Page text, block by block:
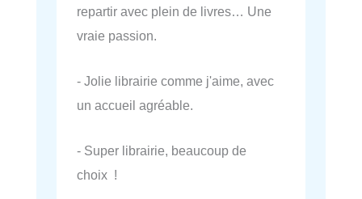
repartir avec plein de livres… Une
vraie passion.
- Jolie librairie comme j'aime, avec
un accueil agréable.
- Super librairie, beaucoup de
choix !